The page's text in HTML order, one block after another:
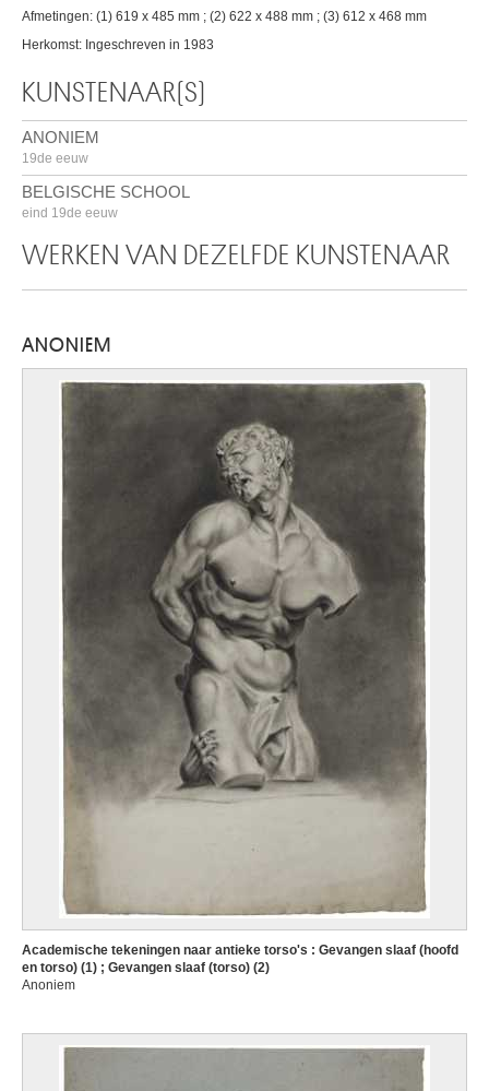
Afmetingen: (1) 619 x 485 mm ; (2) 622 x 488 mm ; (3) 612 x 468 mm
Herkomst: Ingeschreven in 1983
KUNSTENAAR(S)
ANONIEM
19de eeuw
BELGISCHE SCHOOL
eind 19de eeuw
WERKEN VAN DEZELFDE KUNSTENAAR
ANONIEM
Academische tekeningen naar antieke torso's : Gevangen slaaf (hoofd
en torso) (1) ; Gevangen slaaf (torso) (2)
Anoniem